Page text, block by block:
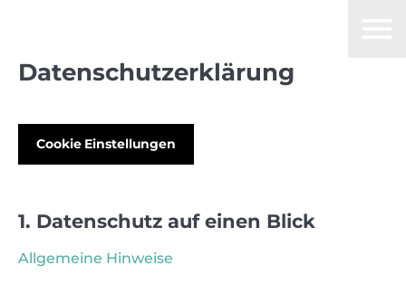
Datenschutz­erklärung
Cookie Einstellungen
1. Datenschutz auf einen Blick
Allgemeine Hinweise